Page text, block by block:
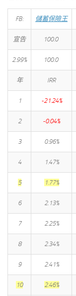
FB: 儲蓄保險王
宣告 100.0
2.99% 100.0
年 IRR
1 -21.24%
2 -0.04%
3 0.96%
4 1.47%
5 1.77%
6 2.13%
7 2.25%
8 2.34%
9 2.41%
10 2.46%